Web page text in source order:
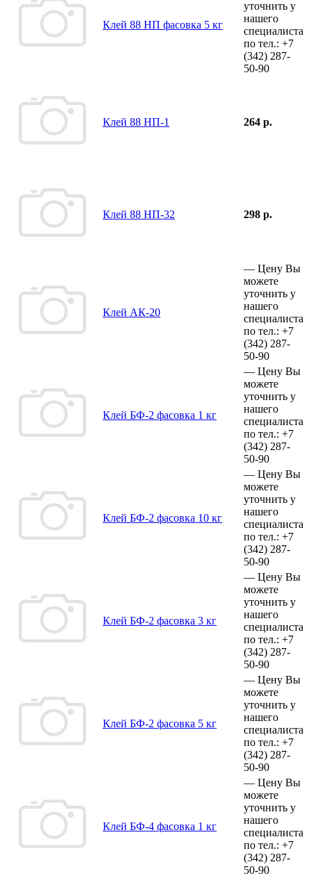
Клей 88 НП фасовка 5 кг
уточнить у
нашего
специалиста
по тел.: +7
(342) 287-
50-90
Клей 88 НП-1 264 р.
Клей 88 НП-32 298 р.
Клей АК-20
— Цену Вы
можете
уточнить у
нашего
специалиста
по тел.: +7
(342) 287-
50-90
Клей БФ-2 фасовка 1 кг
— Цену Вы
можете
уточнить у
нашего
специалиста
по тел.: +7
(342) 287-
50-90
Клей БФ-2 фасовка 10 кг
— Цену Вы
можете
уточнить у
нашего
специалиста
по тел.: +7
(342) 287-
50-90
Клей БФ-2 фасовка 3 кг
— Цену Вы
можете
уточнить у
нашего
специалиста
по тел.: +7
(342) 287-
50-90
Клей БФ-2 фасовка 5 кг
— Цену Вы
можете
уточнить у
нашего
специалиста
по тел.: +7
(342) 287-
50-90
Клей БФ-4 фасовка 1 кг
— Цену Вы
можете
уточнить у
нашего
специалиста
по тел.: +7
(342) 287-
50-90